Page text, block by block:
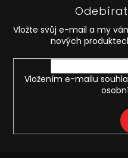
Vložte svůj e-mail a my
nových
Vložením e-mailu